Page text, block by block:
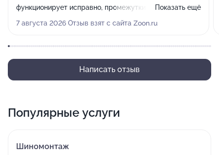
функционирует исправно, промежутки получились
аккуратные. Механизмы работают без нареканий,
Показать ещё
7 августа 2026 Отзыв взят с сайта Zoon.ru
Написать отзыв
Популярные услуги
Шиномонтаж